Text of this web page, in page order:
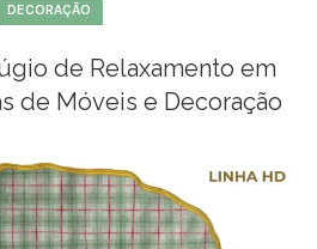
DECORAÇÃO
de Relaxamento em
de Móveis e Decoração